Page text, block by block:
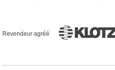
Revendeur agréé